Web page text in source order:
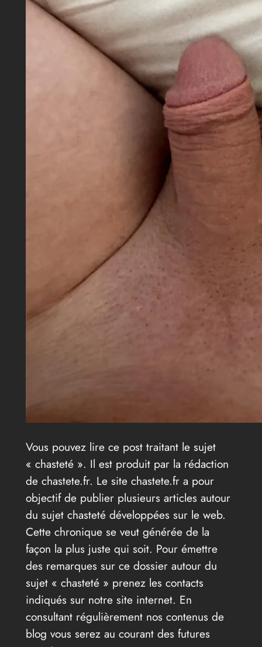
Vous pouvez lire ce post traitant le sujet
« chasteté ». Il est produit par la rédaction
de chastete.fr. Le site chastete.fr a pour
objectif de publier plusieurs articles autour
du sujet chasteté développées sur le web.
Cette chronique se veut générée de la
façon la plus juste qui soit. Pour émettre
des remarques sur ce dossier autour du
sujet « chasteté » prenez les contacts
indiqués sur notre site internet. En
consultant régulièrement nos contenus de
blog vous serez au courant des futures